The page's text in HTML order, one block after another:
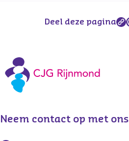
Deel deze pagina
Neem contact op met ons